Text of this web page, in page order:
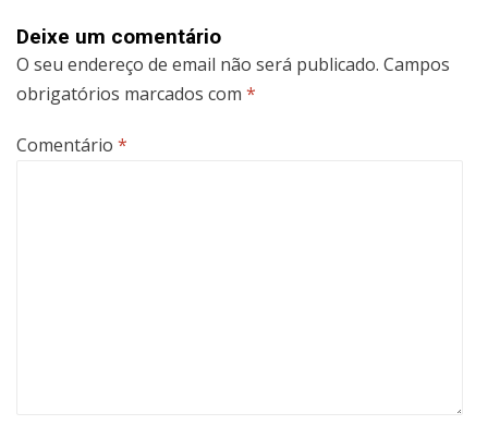
Deixe um comentário
O seu endereço de email não será publicado. Campos
obrigatórios marcados com *
Comentário *